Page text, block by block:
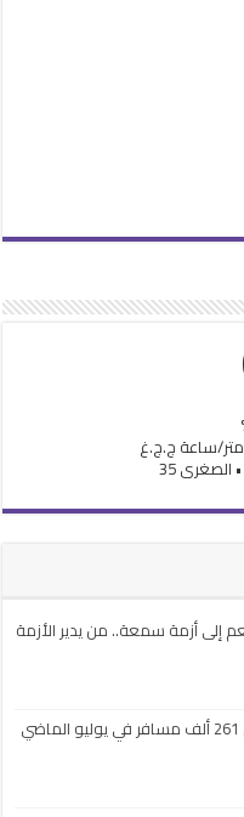
إلى أزمة سمعة.. من يدير الأزمة